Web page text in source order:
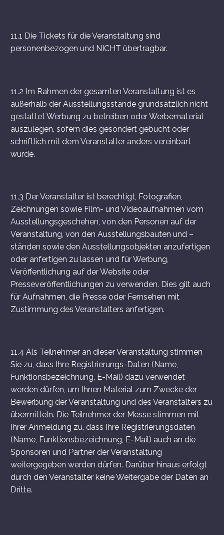
11.1 Die Tickets für die Veranstaltung sind
personenbezogen und NICHT übertragbar.
11.2 Im Rahmen der gesamten Veranstaltung ist es
außerhalb der Ausstellungsstände grundsätzlich nicht
gestattet Werbung zu betreiben oder Werbematerial
auszulegen, sofern dies gesondert gebucht oder
schriftlich mit dem Veranstalter anders vereinbart
wurde.
11.3 Der Veranstalter ist berechtigt, Fotografien,
Zeichnungen sowie Film- und Videoaufnahmen vom
Ausstellungsgeschehen, von den Personen auf der
Veranstaltung, von den Ausstellungsbauten und –
ständen sowie den Ausstellungsobjekten anzufertigen
oder anfertigen zu lassen und für Werbung,
Veröffentlichung auf der Website oder
Presseveröffentlichungen zu verwenden. Dies gilt auch
für Aufnahmen, die Presse oder Fernsehen mit
Zustimmung des Veranstalters anfertigen.
11.4 Als Teilnehmer an dieser Veranstaltung stimmen
Sie zu, dass Ihre Registrierungs-Daten (Name,
Funktionsbezeichnung, E-Mail) dazu verwendet
werden dürfen, um Ihnen Material zum Zwecke der
Bewerbung der Veranstaltung und des Veranstalters zu
übermitteln. Die Teilnehmer der Messe stimmen mit
Ihrer Anmeldung zu, dass Ihre Registrierungsdaten
(Name, Funktionsbezeichnung, E-Mail) auch an die
Sponsoren und Partner der Veranstaltung
weitergegeben werden dürfen. Darüber hinaus erfolgt
durch den Veranstalter keine Weitergabe der Daten an
Dritte.